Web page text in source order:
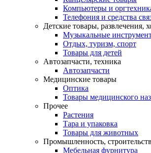
Компьютеры и
Телефония и средства
Детские товары, развлечения,
Музыкальные
Отдых, туризм, спорт
Товары для детей
Автозапчасти, техника
Автозапчасти
Медицинские товары
Оптика
Товары медицинского
Прочее
Растения
Тара и упаковка
Товары для животных
Промышленность,
Мебельная фурнитура